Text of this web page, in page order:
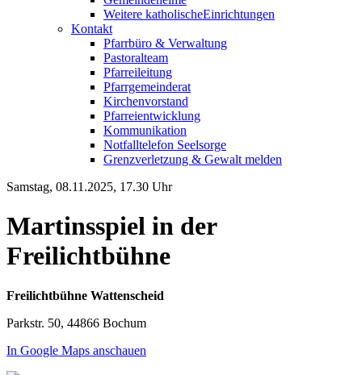
Weitere katholische­­Einrichtungen
Kontakt
Pfarrbüro & Verwaltung
Pastoralteam
Pfarreileitung
Pfarrgemeinderat
Kirchenvorstand
Pfarreientwicklung
Kommunikation
Notfalltelefon Seelsorge
Grenzverletzung & Gewalt melden
Samstag, 08.11.2025, 17.30 Uhr
Martinsspiel in der
Freilichtbühne
Freilichtbühne Wattenscheid
Parkstr. 50, 44866 Bochum
In Google Maps anschauen